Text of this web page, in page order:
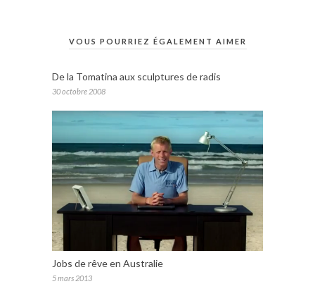
VOUS POURRIEZ ÉGALEMENT AIMER
De la Tomatina aux sculptures de radis
30 octobre 2008
Jobs de rêve en Australie
5 mars 2013